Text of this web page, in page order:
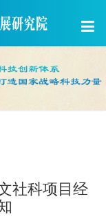
社科项目经